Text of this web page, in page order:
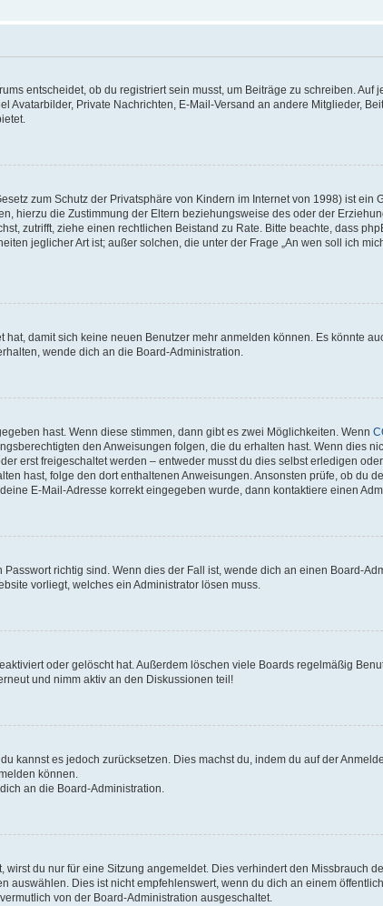
entscheidet, ob du registriert sein musst, um Beiträge zu schreiben. Auf
Avatarbilder, Private Nachrichten, E-Mail-Versand an andere Mitglieder,
zum Schutz der Privatsphäre von Kindern im Internet von 1998) ist ein
hierzu die Zustimmung der Eltern beziehungsweise des oder der
zutrifft, ziehe einen rechtlichen Beistand zu Rate. Bitte beachte, dass
jeglicher Art ist; außer solchen, die unter der Frage „An wen soll ich
damit sich keine neuen Benutzer mehr anmelden können. Es könnte
wende dich an die Board-Administration.
hast. Wenn diese stimmen, dann gibt es zwei Möglichkeiten. Wenn
den Anweisungen folgen, die du erhalten hast. Wenn dies
erst freigeschaltet werden – entweder musst du dies selbst erledigen
hast, folge den dort enthaltenen Anweisungen. Ansonsten prüfe, ob du
E-Mail-Adresse korrekt eingegeben wurde, dann kontaktiere einen
richtig sind. Wenn dies der Fall ist, wende dich an einen Board-
vorliegt, welches ein Administrator lösen muss.
oder gelöscht hat. Außerdem löschen viele Boards regelmäßig
und nimm aktiv an den Diskussionen teil!
kannst es jedoch zurücksetzen. Dies machst du, indem du auf der
können.
an die Board-Administration.
du nur für eine Sitzung angemeldet. Dies verhindert den Missbrauch
auswählen. Dies ist nicht empfehlenswert, wenn du dich an einem
von der Board-Administration ausgeschaltet.